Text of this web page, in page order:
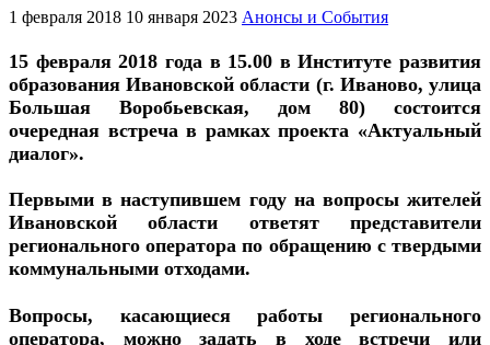
1 февраля 2018 10 января 2023 Анонсы и События
15 февраля 2018 годав 15.00 в Институте развития
образования Ивановской области (г. Иваново, улица
Большая Воробьевская, дом 80) состоится
очередная встреча в рамках проекта «Актуальный
диалог».
Первыми в наступившем году на вопросы жителей
Ивановской области ответят представители
регионального оператора по обращению с твердыми
коммунальными отходами.
Вопросы, касающиеся работы регионального
оператора, можно задать в ходе встречи или